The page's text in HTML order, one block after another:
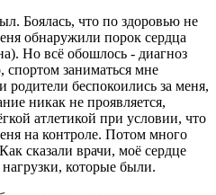
Боялась, что по здоровью не
обнаружили порок сердца
Но всё обошлось - диагноз
спортом заниматься мне
беспокоились за меня,
никак не проявляется,
атлетикой при условии, что
на контроле. Потом много
сказали врачи, моё сердце
которые были.